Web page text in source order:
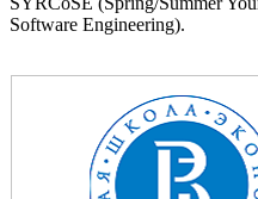
Software Engineering).